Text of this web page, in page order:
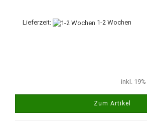
Lieferzeit: 1-2 Wochen
inkl.
Zum Artikel